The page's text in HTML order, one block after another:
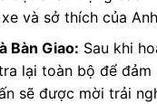
và sở thích của
Bàn Giao: Sau khi
lại toàn bộ để
sẽ được mời trải